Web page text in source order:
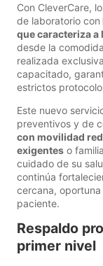
Con CleverCare,
de laboratorio con
que caracteriza a
desde la
realizada
capacitado,
estrictos
Este nuevo
preventivos y de
con movilidad
exigentes o
cuidado de su
continúa
cercana,
paciente.
Respaldo
primer nivel